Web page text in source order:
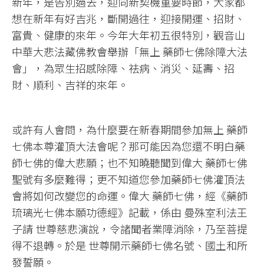
想在新年有好吉兆，斷開過往，迎接開運、招財、
富貴、健康的來年。今年大年初五很特別，觀音山
中華大悲法藏佛教會舉辦「無上 藥師七佛除障大法
會」，為眾生招感除障、祛病、消災、延壽、招
財、順利、吉祥的來年。
或許有人會問，為什麼要在新春期間參加無上 藥師
七佛本尊灌頂大法會呢？那可能因為您還不明白藥
師七佛的偉大悲願；也不知曉聽聞到偉大 藥師七佛
聖號有多麼難得；更不知道您參加藥師七佛灌頂法
會將如何改變您的命運。偉大 藥師七佛，經《藥師
琉璃光七佛本願功德經》記載，係由 曼殊室利法王
子請 世尊慈悲演說，令諸聞者業障消除，乃至菩提
得不退轉。於是 世尊開示藥師七佛名號、國土和所
發誓願。